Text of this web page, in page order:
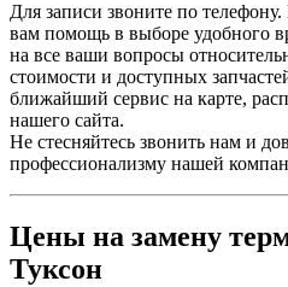
Для записи звоните по
вам помощь в выборе удобного
на все ваши вопросы
стоимости и доступных
ближайший сервис на карте,
нашего сайта.
Не стесняйтесь звонить нам и
профессионализму нашей
Цены на замену
Туксон